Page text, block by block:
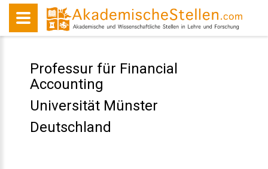
Professur für Financial
Accounting
Universität Münster
Deutschland